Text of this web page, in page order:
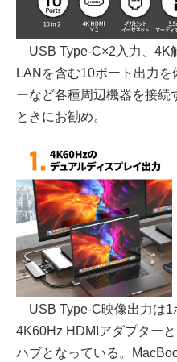
USB Type-C×2入力、4K
LANを含む10ポート出力
ーなど各種周辺機器を接続
ときにお勧め。
USB Type-C映像出力は1
4K60Hz HDMIアダプター
ハブとなっている。